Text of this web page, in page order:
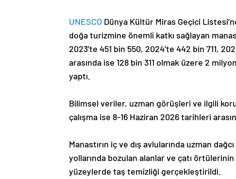
UNESCO Dünya Kültür Miras Geçici
doğa turizmine önemli katkı sağlayan
2023’te 451 bin 550, 2024’te 442 bin 711,
arasında ise 128 bin 311 olmak üzere 2
yaptı.
Bilimsel veriler, uzman görüşleri ve ilgili
çalışma ise 8-16 Haziran 2026 tarihleri
Manastırın iç ve dış avlularında uzman
yollarında bozulan alanlar ve çatı örtülerinin
yüzeylerde taş temizliği gerçekleştirildi.